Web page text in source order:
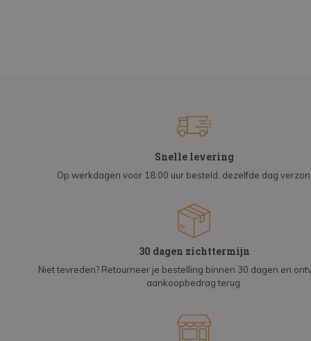
Snelle levering
Op werkdagen voor 18:00 uur besteld, dezelfde dag
30 dagen zichttermijn
Niet tevreden? Retourneer je bestelling binnen 30 dagen en
aankoopbedrag terug.